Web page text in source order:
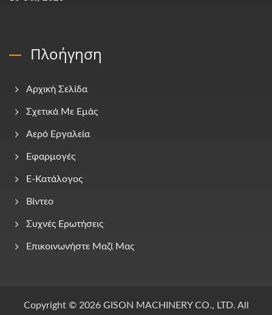
Πλοήγηση
Αρχική Σελίδα
Σχετικά Με Εμάς
Αερό Εργαλεία
Εφαρμογές
E-Κατάλογος
Βίντεο
Συχνές Ερωτήσεις
Επικοινωνήστε Μαζί Μας
Copyright © 2026 GISON MACHINERY CO., LTD. All